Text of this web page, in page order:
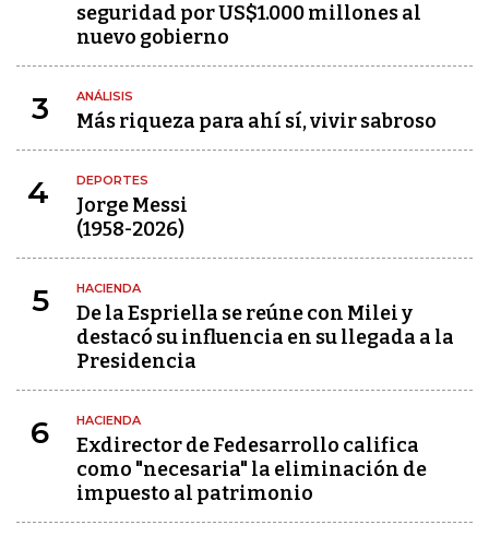
seguridad por US$1.000 millones al
nuevo gobierno
3 ANÁLISIS
Más riqueza para ahí sí, vivir sabroso
4 DEPORTES
Jorge Messi
(1958-2026)
5 HACIENDA
De la Espriella se reúne con Milei y
destacó su influencia en su llegada a la
Presidencia
6 HACIENDA
Exdirector de Fedesarrollo califica
como "necesaria" la eliminación de
impuesto al patrimonio